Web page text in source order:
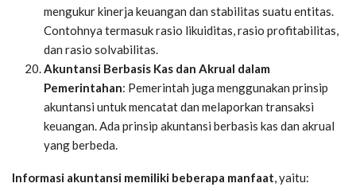
mengukur kinerja keuangan dan stabilitas suatu entitas.
Contohnya termasuk rasio likuiditas, rasio profitabilitas,
dan rasio solvabilitas.
Akuntansi Berbasis Kas dan Akrual dalam
Pemerintahan: Pemerintah juga menggunakan prinsip
akuntansi untuk mencatat dan melaporkan transaksi
keuangan. Ada prinsip akuntansi berbasis kas dan akrual
yang berbeda.
Informasi akuntansi memiliki beberapa manfaat , yaitu: